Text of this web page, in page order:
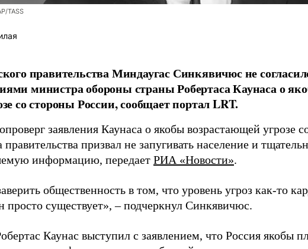
TASS
правительства Миндаугас Синкявичюс не
министра обороны страны Робертаса Каунаса о
со стороны России, сообщает портал LRT.
заявления Каунаса о якобы возрастающей угрозе
правительства призвал не запугивать население и
информацию, передает РИА «Новости».
общественность в том, что уровень угроз как-то
просто существует», – подчеркнул Синкявичюс.
Каунас выступил с заявлением, что Россия якобы